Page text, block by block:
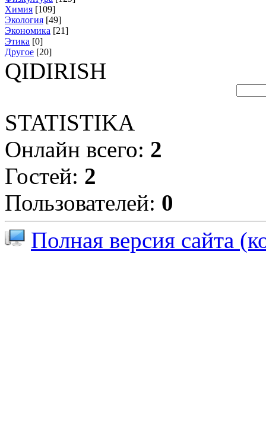
Химия [109]
Экология [49]
Экономика [21]
Этика [0]
Другое [20]
QIDIRISH
STATISTIKA
Онлайн всего: 2
Гостей: 2
Пользователей: 0
Полная версия сайта